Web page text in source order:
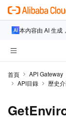
本內容由 AI 生成
首頁 API Gateway
API目錄
歷史介